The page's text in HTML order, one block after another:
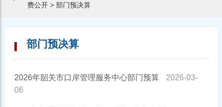
费公开> 部门预决算
部门预决算
2026年韶关市口岸管理服务中心部门预算
2026-03-
06